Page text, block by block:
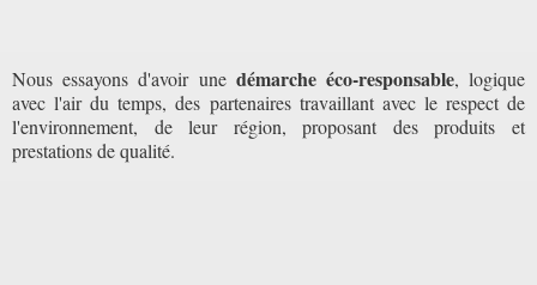
Nous essayons d'avoir une démarche éco-responsable, logique
avec l'air du temps, des partenaires travaillant avec le respect de
l'environnement, de leur région, proposant des produits et
prestations de qualité.